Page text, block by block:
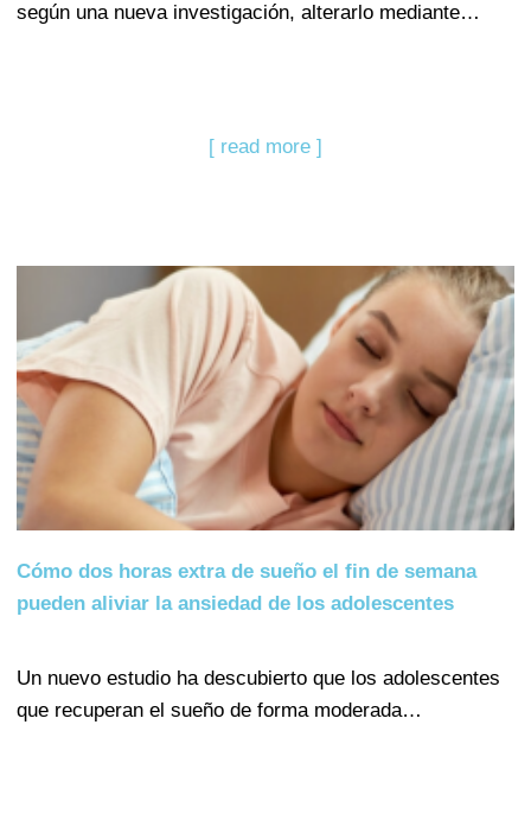
según una nueva investigación, alterarlo mediante…
[ read more ]
Cómo dos horas extra de sueño el fin de semana
pueden aliviar la ansiedad de los adolescentes
Un nuevo estudio ha descubierto que los adolescentes
que recuperan el sueño de forma moderada…